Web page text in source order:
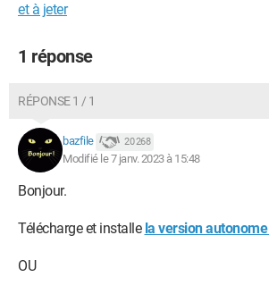
et à jeter
1 réponse
RÉPONSE 1 / 1
bazfile 20 268
Modifié le 7 janv. 2023 à 15:48
Bonjour.
Télécharge et installe la version autonome
OU